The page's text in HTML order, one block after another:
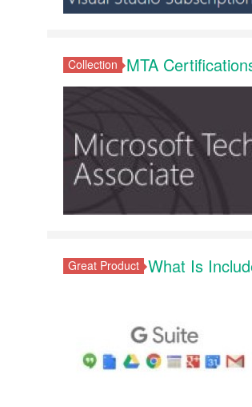
Collection MTA
Great Product What Is